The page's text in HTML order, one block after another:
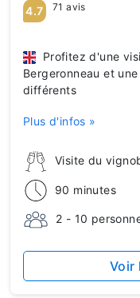
Visite du
90 minutes
2 - 10
Profitez d'une
Bergeronneau et
différents
Plus d'infos »
4.7 71 avis
Voir